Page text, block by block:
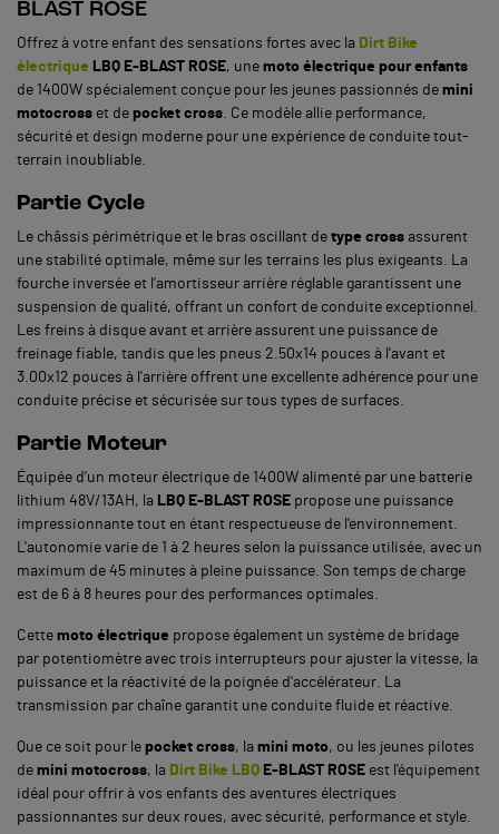
BLAST ROSE
Offrez à votre enfant des sensations fortes avec la Dirt Bike
électrique LBQ E-BLAST ROSE, une moto électrique pour enfants
de 1400W spécialement conçue pour les jeunes passionnés de mini
motocross et de pocket cross . Ce modèle allie performance,
sécurité et design moderne pour une expérience de conduite tout-
terrain inoubliable.
Partie Cycle
Le châssis périmétrique et le bras oscillant de type cross assurent
une stabilité optimale, même sur les terrains les plus exigeants. La
fourche inversée et l'amortisseur arrière réglable garantissent une
suspension de qualité, offrant un confort de conduite exceptionnel.
Les freins à disque avant et arrière assurent une puissance de
freinage fiable, tandis que les pneus 2.50x14 pouces à l'avant et
3.00x12 pouces à l'arrière offrent une excellente adhérence pour une
conduite précise et sécurisée sur tous types de surfaces.
Partie Moteur
Équipée d'un moteur électrique de 1400W alimenté par une batterie
lithium 48V/13AH, la LBQ E-BLAST ROSE propose une puissance
impressionnante tout en étant respectueuse de l'environnement.
L'autonomie varie de 1 à 2 heures selon la puissance utilisée, avec un
maximum de 45 minutes à pleine puissance. Son temps de charge
est de 6 à 8 heures pour des performances optimales.
Cette moto électrique propose également un système de bridage
par potentiomètre avec trois interrupteurs pour ajuster la vitesse, la
puissance et la réactivité de la poignée d'accélérateur. La
transmission par chaîne garantit une conduite fluide et réactive.
Que ce soit pour le pocket cross, la mini moto, ou les jeunes pilotes
de mini motocross, la Dirt Bike LBQ E-BLAST ROSE est l'équipement
idéal pour offrir à vos enfants des aventures électriques
passionnantes sur deux roues, avec sécurité, performance et style.